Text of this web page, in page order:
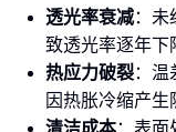
透光率衰减：未
致透光率逐年下
热应力破裂：温
因热胀冷缩产生
清洁成本：表面